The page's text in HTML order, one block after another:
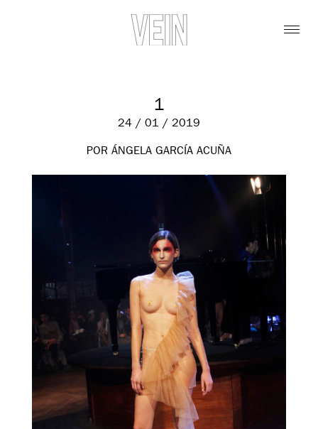
1
24 / 01 / 2019
POR ÁNGELA GARCÍA ACUÑA